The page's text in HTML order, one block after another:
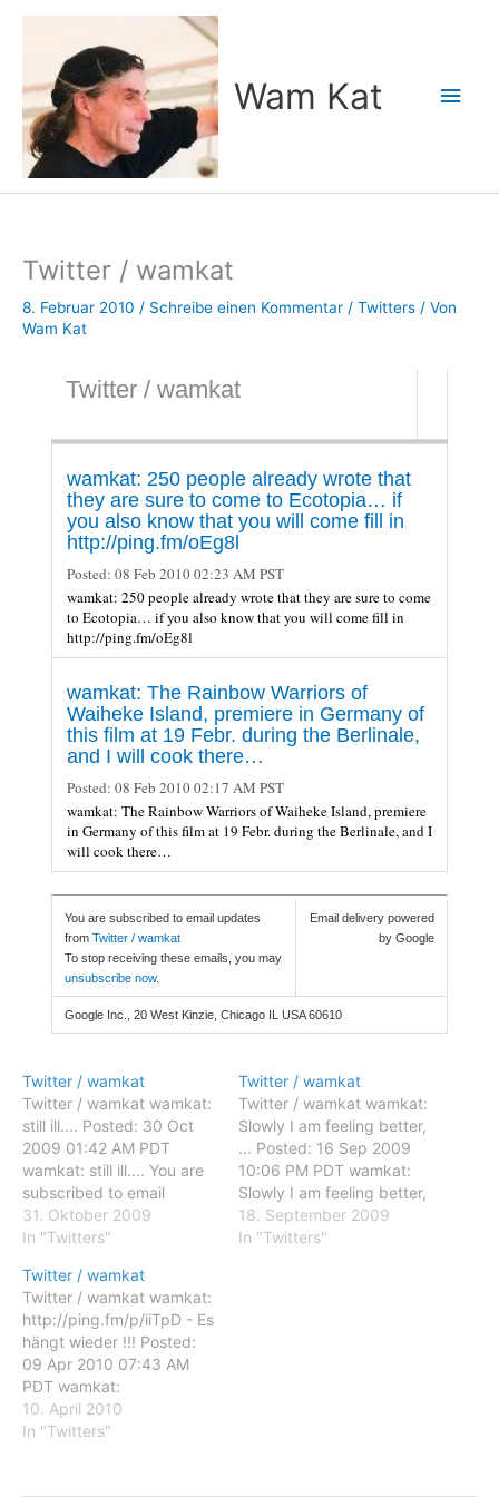
Wam Kat
Twitter / wamkat
8. Februar 2010 / Schreibe einen Kommentar / Twitters / Von
Wam Kat
Twitter / wamkat
wamkat: 250 people already wrote that
they are sure to come to Ecotopia… if
you also know that you will come fill in
http://ping.fm/oEg8l
Posted: 08 Feb 2010 02:23 AM PST
wamkat: 250 people already wrote that they are sure to come
to Ecotopia… if you also know that you will come fill in
http://ping.fm/oEg8l
wamkat: The Rainbow Warriors of
Waiheke Island, premiere in Germany of
this film at 19 Febr. during the Berlinale,
and I will cook there…
Posted: 08 Feb 2010 02:17 AM PST
wamkat: The Rainbow Warriors of Waiheke Island, premiere
in Germany of this film at 19 Febr. during the Berlinale, and I
will cook there…
You are subscribed to email updates
from Twitter / wamkat
To stop receiving these emails, you may
unsubscribe now.
Email delivery powered
by Google
Google Inc., 20 West Kinzie, Chicago IL USA 60610
Twitter / wamkat
Twitter / wamkat wamkat:
still ill.... Posted: 30 Oct
2009 01:42 AM PDT
wamkat: still ill.... You are
subscribed to email
updates from Twitter /
wamkat To stop receiving
unsubscribe now. Email
delivery powered by
Google Google Inc., 20
West Kinzie, Chicago IL
USA 60610
31. Oktober 2009
In "Twitters"
Twitter / wamkat
Twitter / wamkat wamkat:
Slowly I am feeling better,
... Posted: 16 Sep 2009
10:06 PM PDT wamkat:
Slowly I am feeling better,
... You are subscribed to
email updates from
18. September 2009
In "Twitters"
Twitter / wamkat
Twitter / wamkat wamkat:
http://ping.fm/p/iiTpD - Es
hängt wieder !!! Posted:
09 Apr 2010 07:43 AM
PDT wamkat:
http://ping.fm/p/iiTpD - Es
hängt wieder !!! You are
10. April 2010
In "Twitters"